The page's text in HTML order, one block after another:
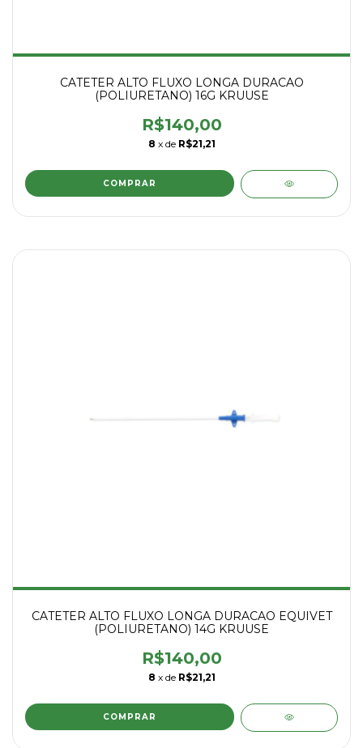
CATETER ALTO FLUXO LONGA DURACAO
(POLIURETANO) 16G KRUUSE
R$140,00
8 x de R$21,21
CATETER ALTO FLUXO LONGA DURACAO EQUIVET
(POLIURETANO) 14G KRUUSE
R$140,00
8 x de R$21,21